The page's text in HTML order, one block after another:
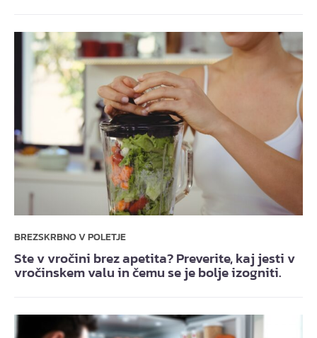
BREZSKRBNO V POLETJE
Ste v vročini brez apetita? Preverite, kaj jesti v
vročinskem valu in čemu se je bolje izogniti.